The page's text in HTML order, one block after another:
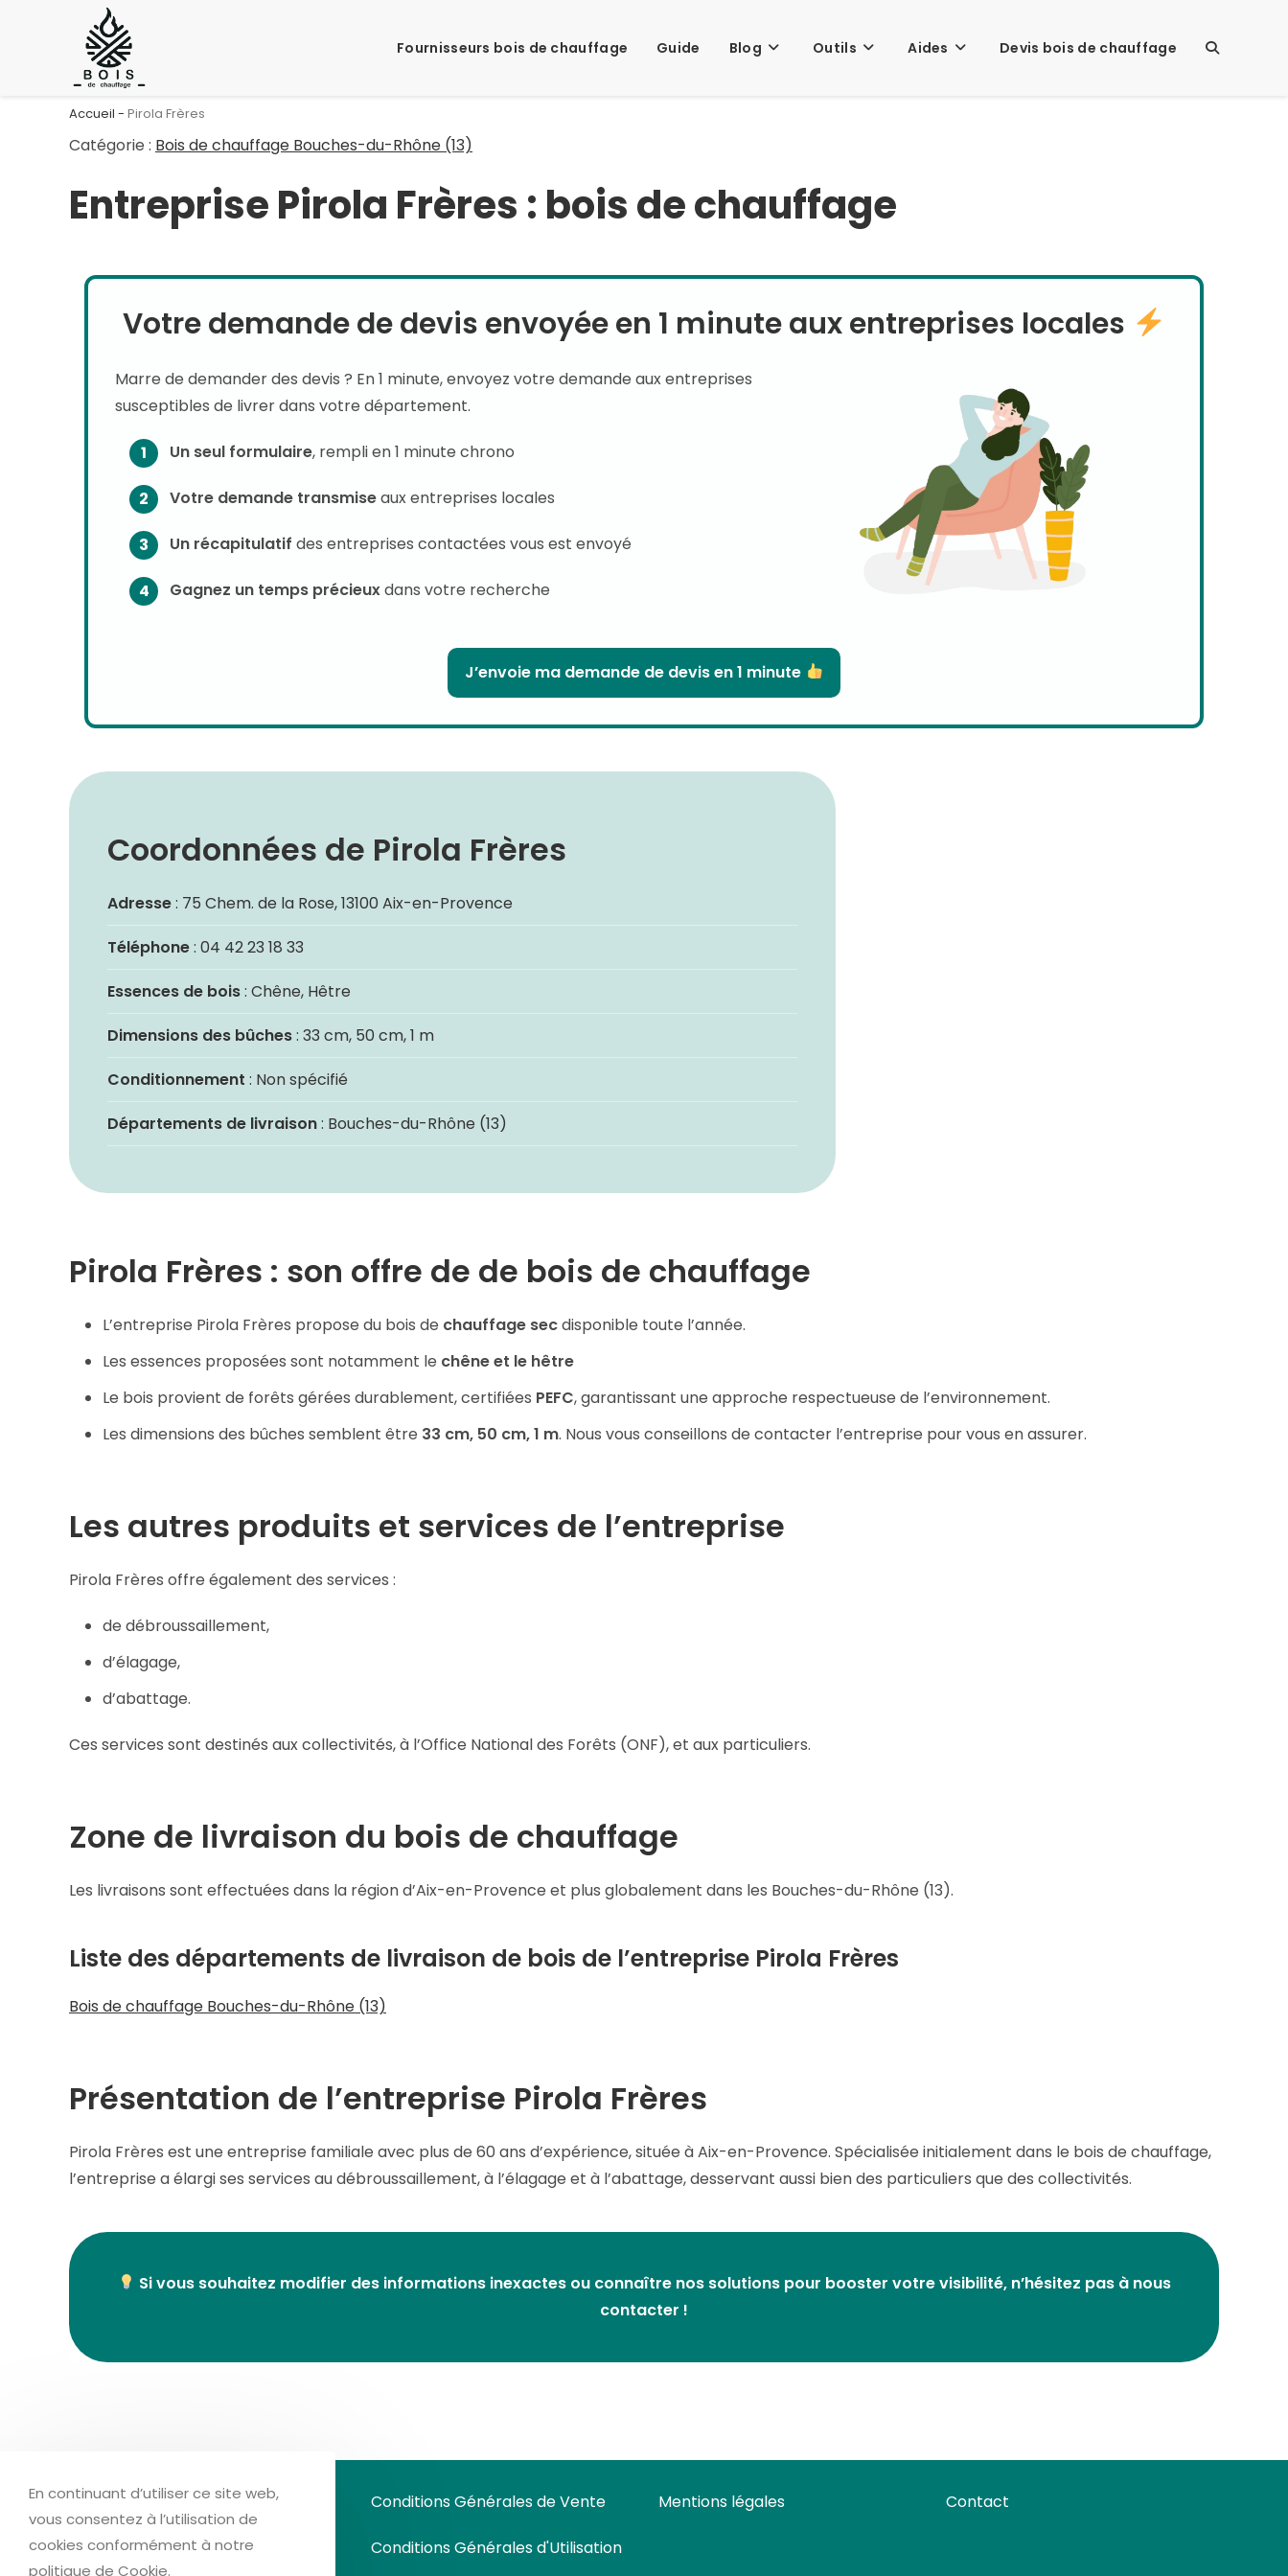
Fournisseurs bois de chauffage Guide Blog Outils Aides Devis bois de chauffage TOGGLE
Accueil - Pirola Frères
Catégorie : Bois de chauffage Bouches-du-Rhône (13)
Entreprise Pirola Frères : bois de chauffage
Votre demande de devis envoyée en 1 minute aux entreprises locales
Marre de demander des devis ? En 1 minute, envoyez votre demande aux entreprises
susceptibles de livrer dans votre département.
Un seul formulaire, rempli en 1 minute chrono
Votre demande transmiseaux entreprises locales
Un récapitulatif des entreprises contactées vous est envoyé
Gagnez un temps précieuxdans votre recherche
J’envoie ma demande de devis en 1 minute
Coordonnées de Pirola Frères
Adresse: 75 Chem. de la Rose, 13100 Aix-en-Provence
Téléphone: 04 42 23 18 33
Essences de bois: Chêne, Hêtre
Dimensions des bûches: 33 cm, 50 cm, 1 m
Conditionnement : Non spécifié
Départements de livraison: Bouches-du-Rhône (13)
Pirola Frères : son offre de de bois de chauffage
L’entreprise Pirola Frères propose du bois de chauffage secdisponible toute l’année.
Les essences proposées sont notamment le chêne et le hêtre
Le bois provient de forêts gérées durablement, certifiées PEFC, garantissant une approche respectueuse de l’environnement.
Les dimensions des bûches semblent être 33 cm, 50 cm, 1 m. Nous vous conseillons de contacter l’entreprise pour vous en assurer.
Les autres produits et services de l’entreprise
Pirola Frères offre également des services :
de débroussaillement,
d’élagage,
d’abattage.
Ces services sont destinés aux collectivités, à l’Office National des Forêts (ONF), et aux particuliers.
Zone de livraison du bois de chauffage
Les livraisons sont effectuées dans la région d’Aix-en-Provence et plus globalement dans les Bouches-du-Rhône (13).
Liste des départements de livraison de bois de l’entreprise Pirola Frères
Bois de chauffage Bouches-du-Rhône (13)
Présentation de l’entreprise Pirola Frères
Pirola Frères est une entreprise familiale avec plus de 60 ans d’expérience, située à Aix-en-Provence. Spécialisée initialement dans le bois de chauffage,
l’entreprise a élargi ses services au débroussaillement, à l’élagage et à l’abattage, desservant aussi bien des particuliers que des collectivités.
Si vous souhaitez modifier des informations inexactes ou connaître nos solutions pour booster votre visibilité, n’hésitez pas à nous
contacter !
Bois de Chauffage Energie Conditions Générales de Vente
Conditions Générales d'Utilisation
Mentions légales Contact
En continuant d’utiliser ce site web,
vous consentez à l’utilisation de
cookies conformément à notre
politique de Cookie.